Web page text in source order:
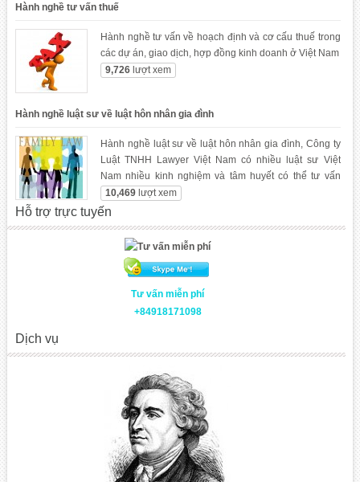
Hành nghề tư vấn thuế
Hành nghề tư vấn về hoạch định và cơ cấu thuế trong
các dự án, giao dịch, hợp đồng kinh doanh ở Việt Nam
9,726lượt xem
Hành nghề luật sư về luật hôn nhân gia đình
Hành nghề luật sư về luật hôn nhân gia đình, Công ty
Luật TNHH Lawyer Việt Nam có nhiều luật sư Việt
Nam nhiều kinh nghiệm và tâm huyết có thể tư vấn
pháp luật, giải quyết tranh chấp và các dịch vụ pháp lý
khác về luật hôn nhân gia gia đình.
10,469lượt xem
Hỗ trợ trực tuyến
Tư vấn miễn phí
+84918171098
Dịch vụ